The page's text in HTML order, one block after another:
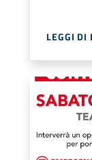
LEGGI DI